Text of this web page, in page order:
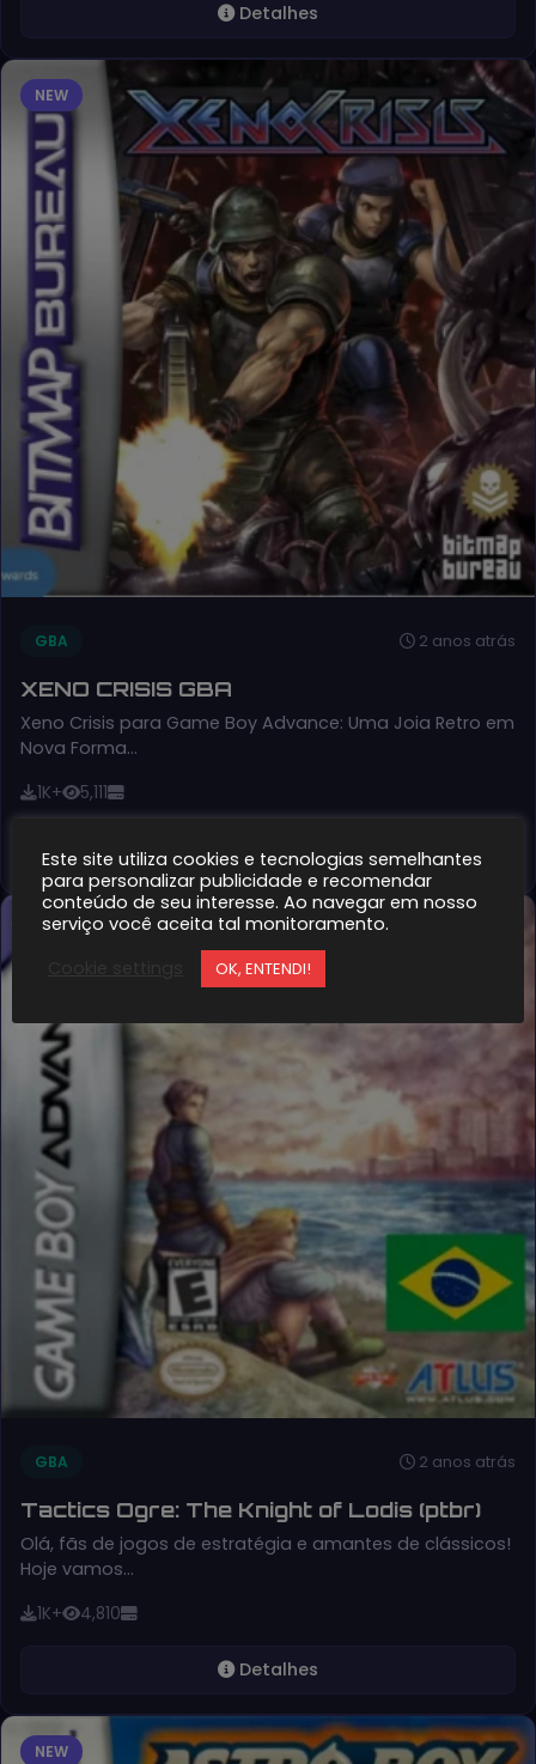
Detalhes
NEW
GBA 2 anos atrás
XENO CRISIS GBA
Xeno Crisis para Game Boy Advance: Uma Joia Retro em
Nova Forma…
1K+ 5,111
Detalhes
NEW
GBA 2 anos atrás
Tactics Ogre: The Knight of Lodis (ptbr)
Olá, fãs de jogos de estratégia e amantes de clássicos!
Hoje vamos…
1K+ 4,810
Detalhes
NEW
Este site utiliza cookies e tecnologias semelhantes
para personalizar publicidade e recomendar
conteúdo de seu interesse. Ao navegar em nosso
serviço você aceita tal monitoramento.
OK, ENTENDI!